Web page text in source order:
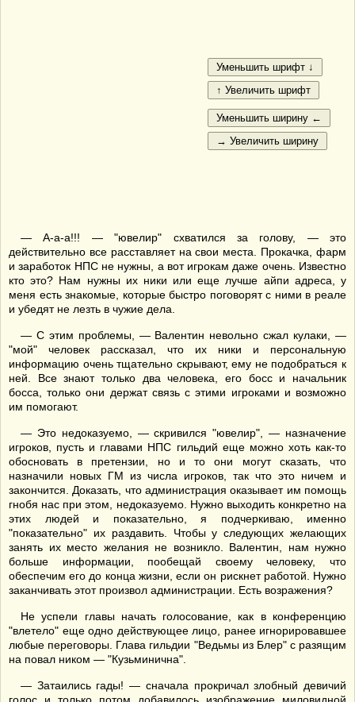
— А-а-а!!! — "ювелир" схватился за голову, — это
действительно все расставляет на свои места. Прокачка, фарм
и заработок НПС не нужны, а вот игрокам даже очень. Известно
кто это? Нам нужны их ники или еще лучше айпи адреса, у
меня есть знакомые, которые быстро поговорят с ними в реале
и убедят не лезть в чужие дела.
— С этим проблемы, — Валентин невольно сжал кулаки, —
"мой" человек рассказал, что их ники и персональную
информацию очень тщательно скрывают, ему не подобраться к
ней. Все знают только два человека, его босс и начальник
босса, только они держат связь с этими игроками и возможно
им помогают.
— Это недоказуемо, — скривился "ювелир", — назначение
игроков, пусть и главами НПС гильдий еще можно хоть как-то
обосновать в претензии, но и то они могут сказать, что
назначили новых ГМ из числа игроков, так что это ничем и
закончится. Доказать, что администрация оказывает им помощь
гнобя нас при этом, недоказуемо. Нужно выходить конкретно на
этих людей и показательно, я подчеркиваю, именно
"показательно" их раздавить. Чтобы у следующих желающих
занять их место желания не возникло. Валентин, нам нужно
больше информации, пообещай своему человеку, что
обеспечим его до конца жизни, если он рискнет работой. Нужно
заканчивать этот произвол администрации. Есть возражения?
Не успели главы начать голосование, как в конференцию
"влетело" еще одно действующее лицо, ранее игнорировавшее
любые переговоры. Глава гильдии "Ведьмы из Блер" с разящим
на повал ником — "Кузьминична".
— Затаились гады! — сначала прокричал злобный девичий